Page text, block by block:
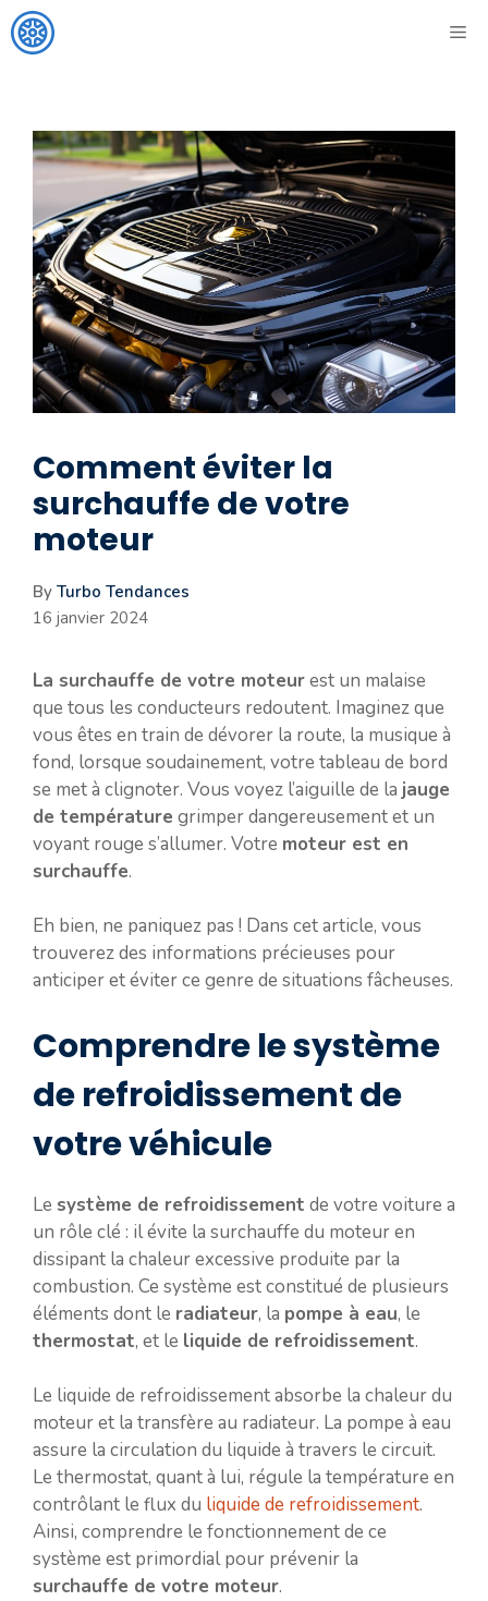
Aller
au
Comment éviter la
surchauffe de votre
moteur
By Turbo Tendances
16 janvier 2024
La surchauffe de votre moteurest un malaise
que tous les conducteurs redoutent. Imaginez que
vous êtes en train de dévorer la route, la musique à
fond, lorsque soudainement, votre tableau de bord
se met à clignoter. Vous voyez l’aiguille de la jauge
de température grimper dangereusement et un
voyant rouge s’allumer. Votre moteur est en
surchauffe.
Eh bien, ne paniquez pas ! Dans cet article, vous
trouverez des informations précieuses pour
anticiper et éviter ce genre de situations fâcheuses.
Comprendre le système
de refroidissement de
votre véhicule
Le système de refroidissement de votre voiture a
un rôle clé : il évite la surchauffe du moteur en
dissipant la chaleur excessive produite par la
combustion. Ce système est constitué de plusieurs
éléments dont le radiateur, la pompe à eau, le
thermostat, et le liquide de refroidissement.
Le liquide de refroidissement absorbe la chaleur du
moteur et la transfère au radiateur. La pompe à eau
assure la circulation du liquide à travers le circuit.
Le thermostat, quant à lui, régule la température en
contrôlant le flux du liquide de refroidissement.
Ainsi, comprendre le fonctionnement de ce
système est primordial pour prévenir la
surchauffe de votre moteur.